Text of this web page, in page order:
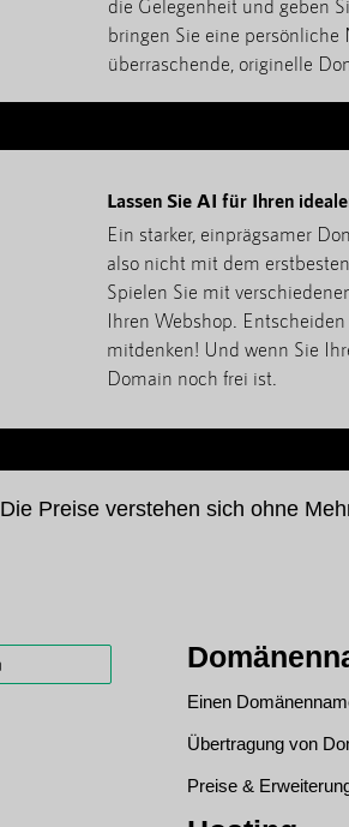
die Gelegenheit und geben
bringen Sie eine
überraschende, originelle
Lassen Sie AI für Ihren
Ein starker, einprägsamer
also nicht mit dem
Spielen Sie mit
Ihren Webshop.
mitdenken! Und wenn Sie
Domain noch frei ist.
Die Preise verstehen sich ohne
Einen
Übertragung von
Preise &